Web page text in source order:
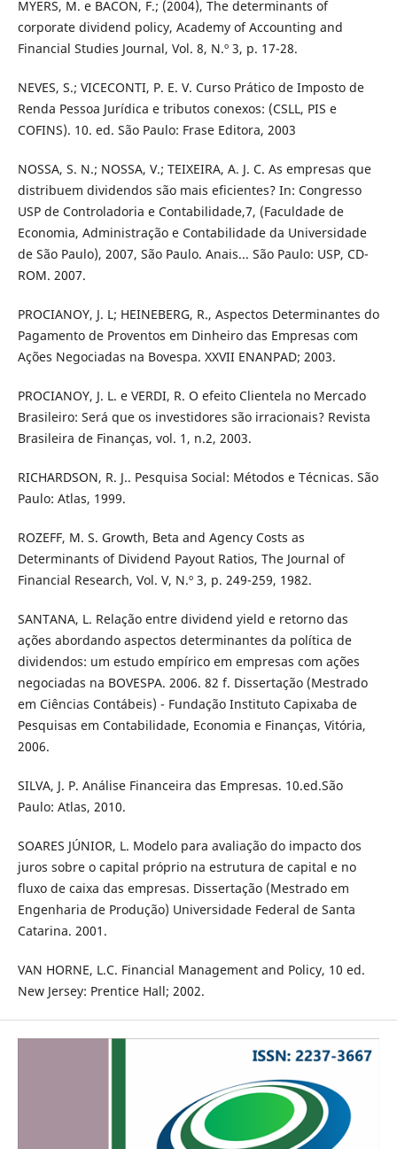
MYERS, M. e BACON, F.; (2004), The determinants of
corporate dividend policy, Academy of Accounting and
Financial Studies Journal, Vol. 8, N.º 3, p. 17-28.
NEVES, S.; VICECONTI, P. E. V. Curso Prático de Imposto de
Renda Pessoa Jurídica e tributos conexos: (CSLL, PIS e
COFINS). 10. ed. São Paulo: Frase Editora, 2003
NOSSA, S. N.; NOSSA, V.; TEIXEIRA, A. J. C. As empresas que
distribuem dividendos são mais eficientes? In: Congresso
USP de Controladoria e Contabilidade,7, (Faculdade de
Economia, Administração e Contabilidade da Universidade
de São Paulo), 2007, São Paulo. Anais... São Paulo: USP, CD-
ROM. 2007.
PROCIANOY, J. L; HEINEBERG, R., Aspectos Determinantes do
Pagamento de Proventos em Dinheiro das Empresas com
Ações Negociadas na Bovespa. XXVII ENANPAD; 2003.
PROCIANOY, J. L. e VERDI, R. O efeito Clientela no Mercado
Brasileiro: Será que os investidores são irracionais? Revista
Brasileira de Finanças, vol. 1, n.2, 2003.
RICHARDSON, R. J.. Pesquisa Social: Métodos e Técnicas. São
Paulo: Atlas, 1999.
ROZEFF, M. S. Growth, Beta and Agency Costs as
Determinants of Dividend Payout Ratios, The Journal of
Financial Research, Vol. V, N.º 3, p. 249-259, 1982.
SANTANA, L. Relação entre dividend yield e retorno das
ações abordando aspectos determinantes da política de
dividendos: um estudo empírico em empresas com ações
negociadas na BOVESPA. 2006. 82 f. Dissertação (Mestrado
em Ciências Contábeis) - Fundação Instituto Capixaba de
Pesquisas em Contabilidade, Economia e Finanças, Vitória,
2006.
SILVA, J. P. Análise Financeira das Empresas. 10.ed.São
Paulo: Atlas, 2010.
SOARES JÚNIOR, L. Modelo para avaliação do impacto dos
juros sobre o capital próprio na estrutura de capital e no
fluxo de caixa das empresas. Dissertação (Mestrado em
Engenharia de Produção) Universidade Federal de Santa
Catarina. 2001.
VAN HORNE, L.C. Financial Management and Policy, 10 ed.
New Jersey: Prentice Hall; 2002.